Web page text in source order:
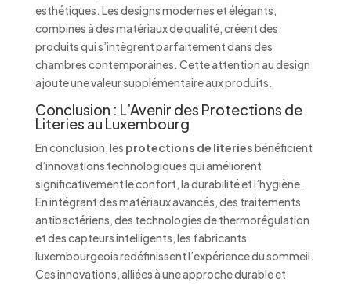
esthétiques. Les designs modernes et élégants,
combinés à des matériaux de qualité, créent des
produits qui s’intègrent parfaitement dans des
chambres contemporaines. Cette attention au design
ajoute une valeur supplémentaire aux produits.
Conclusion : L’Avenir des Protections de
Literies au Luxembourg
En conclusion, les protections de literiesbénéficient
d’innovations technologiques qui améliorent
significativement le confort, la durabilité et l’hygiène.
En intégrant des matériaux avancés, des traitements
antibactériens, des technologies de thermorégulation
et des capteurs intelligents, les fabricants
luxembourgeois redéfinissent l’expérience du sommeil.
Ces innovations, alliées à une approche durable et